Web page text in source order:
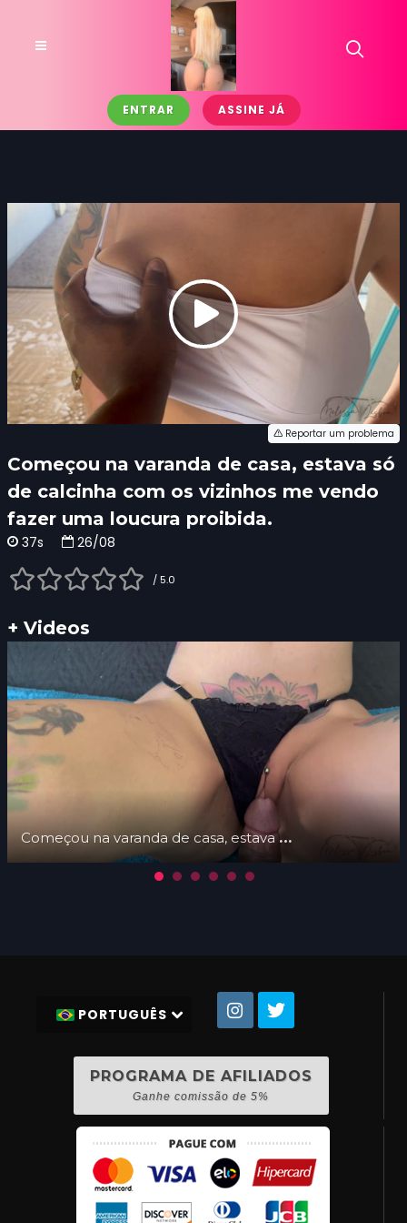
ENTRAR ASSINE JÁ
Reportar um problema
Começou na varanda de casa, estava só
de calcinha com os vizinhos me vendo
fazer uma loucura proibida.
37s 26/08
/ 5.0
+ Videos
Começou na varanda de casa, estava só de calcinha com os vizinhos me vendo fazer uma loucura proibida.
PORTUGUÊS
PROGRAMA DE AFILIADOS
Ganhe comissão de 5%